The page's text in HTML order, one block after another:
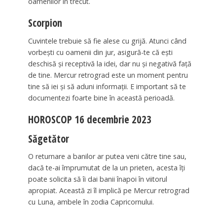
Scorpion
Cuvintele trebuie să fie alese cu grijă. Atunci când
vorbești cu oamenii din jur, asigură-te că ești
deschisă și receptivă la idei, dar nu și negativă față
de tine. Mercur retrograd este un moment pentru
tine să iei și să aduni informații. E important să te
documentezi foarte bine în această perioadă.
HOROSCOP 16 decembrie 2023
Săgetător
O returnare a banilor ar putea veni către tine sau,
dacă te-ai împrumutat de la un prieten, acesta îți
poate solicita să îi dai banii înapoi în viitorul
apropiat. Această zi îl implică pe Mercur retrograd
cu Luna, ambele în zodia Capricornului.